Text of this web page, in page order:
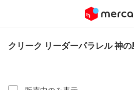
クリーク リーダーパラレル 神